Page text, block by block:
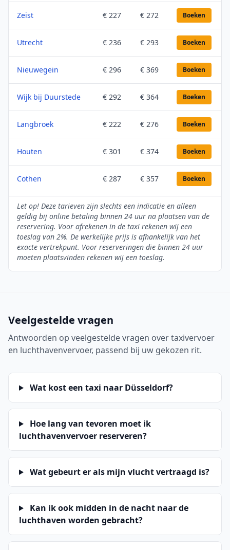
Zeist € 227 € 272 Boeken
Utrecht € 236 € 293 Boeken
Nieuwegein € 296 € 369 Boeken
Wijk bij Duurstede € 292 € 364 Boeken
Langbroek € 222 € 276 Boeken
Houten € 301 € 374 Boeken
Cothen € 287 € 357 Boeken
Let op! Deze tarieven zijn slechts een indicatie en alleen
geldig bij online betaling binnen 24 uur na plaatsen van de
reservering. Voor afrekenen in de taxi rekenen wij een
toeslag van 2%. De werkelijke prijs is afhankelijk van het
exacte vertrekpunt. Voor reserveringen die binnen 24 uur
moeten plaatsvinden rekenen wij een toeslag.
Veelgestelde vragen
Antwoorden op veelgestelde vragen over taxivervoer
en luchthavenvervoer, passend bij uw gekozen rit.
Wat kost een taxi naar Düsseldorf?
Hoe lang van tevoren moet ik
luchthavenvervoer reserveren?
Wat gebeurt er als mijn vlucht vertraagd is?
Kan ik ook midden in de nacht naar de
luchthaven worden gebracht?